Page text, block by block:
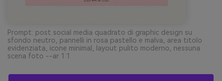
Prompt: post social media quadrato di graphic design su
sfondo neutro, pannelli in rosa pastello e malva, area titolo
evidenziata, icone minimal, layout pulito moderno, nessuna
scena foto --ar 1:1